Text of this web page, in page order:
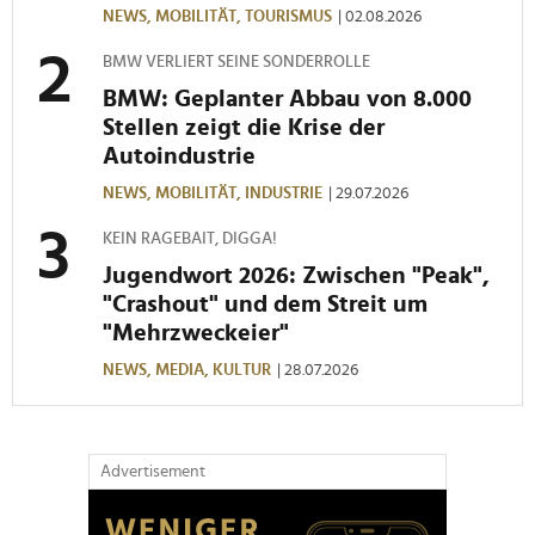
weiteren Daten zusammen, die Sie ihnen bereitgestellt
gesammelt haben.
NEWS, MOBILITÄT, TOURISMUS | 02.08.2026
BMW VERLIERT SEINE SONDERROLLE
BMW: Geplanter Abbau von 8.000
Stellen zeigt die Krise der
Autoindustrie
NEWS, MOBILITÄT, INDUSTRIE | 29.07.2026
KEIN RAGEBAIT, DIGGA!
Jugendwort 2026: Zwischen "Peak",
"Crashout" und dem Streit um
"Mehrzweckeier"
NEWS, MEDIA, KULTUR | 28.07.2026
Advertisement